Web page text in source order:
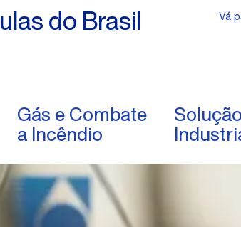
do Brasil
Gás e Combate
a Incêndio
Solução
Vá